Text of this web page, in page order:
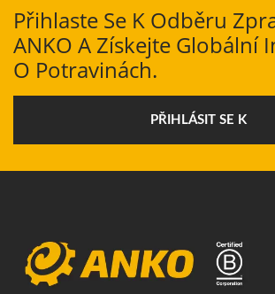
Přihlaste Se K Odběru
ANKO A Získejte Globální
O Potravinách.
PŘIHLÁSIT SE K